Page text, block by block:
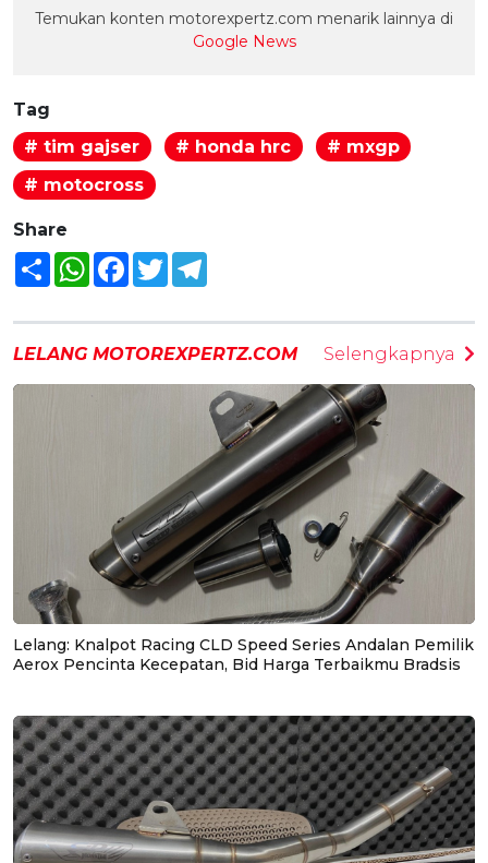
Temukan konten motorexpertz.com menarik lainnya di
Google News
Tag
# tim gajser
# honda hrc
# mxgp
# motocross
Share
Share WhatsAppFacebook
Twitter
LELANG MOTOREXPERTZ.COM Selengkapnya
Lelang: Knalpot Racing CLD Speed Series Andalan Pemilik
Aerox Pencinta Kecepatan, Bid Harga Terbaikmu Bradsis